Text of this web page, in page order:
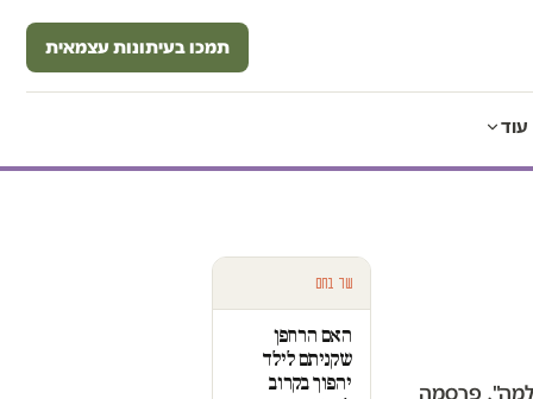
תמכו בעיתונות עצמאית
עוד
פרסמה
עוד בחם
האם הרחפן
שקניתם לילד
יהפוך בקרוב